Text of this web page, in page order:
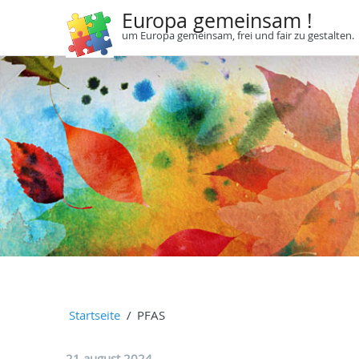
Europa gemeinsam !
um Europa gemeinsam, frei und fair zu gestalten.
Startseite PFAS